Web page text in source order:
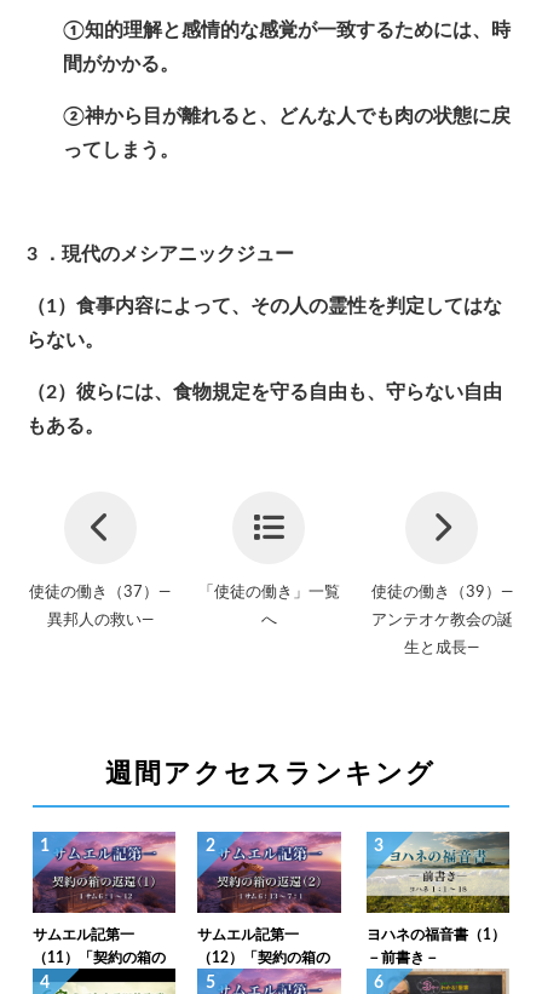
①知的理解と感情的な感覚が一致するためには、時
間がかかる。
②神から目が離れると、どんな人でも肉の状態に戻
ってしまう。
3 ．現代のメシアニックジュー
（1）食事内容によって、その人の霊性を判定してはな
らない。
（2）彼らには、食物規定を守る自由も、守らない自由
もある。
使徒の働き（37）―
異邦人の救い―
「使徒の働き」一覧
へ
使徒の働き（39）―
アンテオケ教会の誕
生と成長―
週間アクセスランキング
1
サムエル記第一
（11）「契約の箱の
返還（1）」1サム6：
2
サムエル記第一
（12）「契約の箱の
返還（2）」1サム6：
3
ヨハネの福音書（1）
－前書き－
4 5 6